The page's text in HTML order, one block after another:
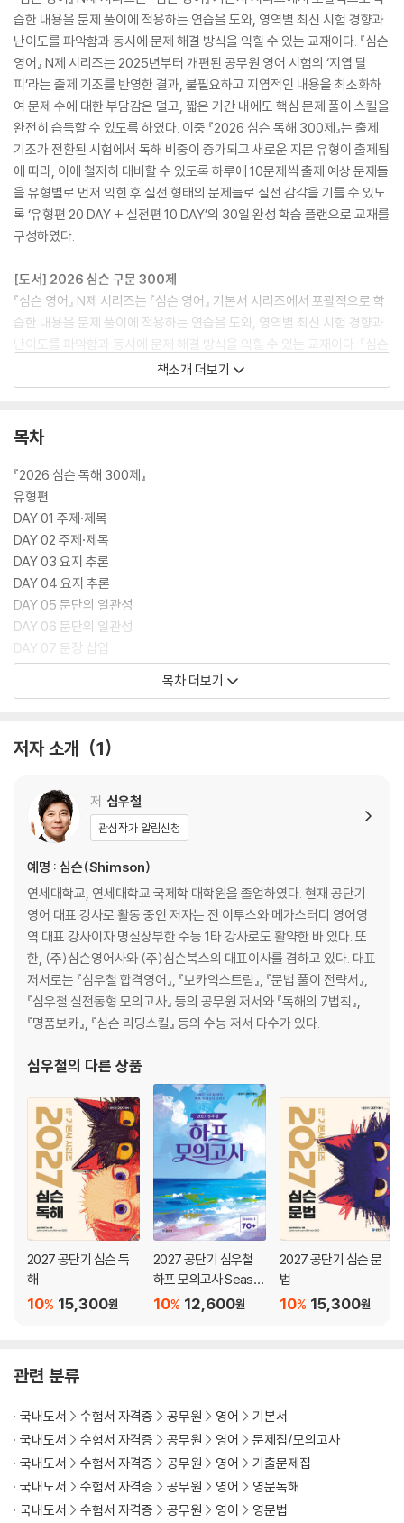
습한 내용을 문제 풀이에 적용하는 연습을 도와, 영역별 최신 시험 경향과
난이도를 파악함과 동시에 문제 해결 방식을 익힐 수 있는 교재이다. 『심슨
영어』 N제 시리즈는 2025년부터 개편된 공무원 영어 시험의 ‘지엽 탈
피’라는 출제 기조를 반영한 결과, 불필요하고 지엽적인 내용을 최소화하
여 문제 수에 대한 부담감은 덜고, 짧은 기간 내에도 핵심 문제 풀이 스킬을
완전히 습득할 수 있도록 하였다. 이중 『2026 심슨 독해 300제』는 출제
기조가 전환된 시험에서 독해 비중이 증가되고 새로운 지문 유형이 출제됨
에 따라, 이에 철저히 대비할 수 있도록 하루에 10문제씩 출제 예상 문제들
을 유형별로 먼저 익힌 후 실전 형태의 문제들로 실전 감각을 기를 수 있도
록 ‘유형편 20 DAY + 실전편 10 DAY’의 30일 완성 학습 플랜으로 교재를
구성하였다.
[도서] 2026 심슨 구문 300제
『심슨 영어』 N제 시리즈는 『심슨 영어』 기본서 시리즈에서 포괄적으로 학
습한 내용을 문제 풀이에 적용하는 연습을 도와, 영역별 최신 시험 경향과
난이도를 파악함과 동시에 문제 해결 방식을 익힐 수 있는 교재이다. 『심슨
영어』 300제 시리즈는 2025년부터 개편된 공무원 영어 시험의 ‘지엽 탈
피’라는 출제 기조를 반영한 결과, 불필요하고 지엽적인 내용을 최소화하
완전히 습득할 수 있도록 하였다. 이중 『2026 심슨 구문 300제』는 출제
수 있는 구문 분석 능력이 중요해짐에 따라 어휘·문법·독해 영역에서 고득
점을 받을 수 있도록 다양한 구문으로 구성된 문제들을 엄선하여 수록하였
다.
[도서] 2026 심슨 문법 300제
『심슨 영어』 N제 시리즈는 『심슨 영어』 기본서 시리즈에서 포괄적으로 학
습한 내용을 문제 풀이에 적용하는 연습을 도와, 영역별 최신 시험 경향과
난이도를 파악함과 동시에 문제 해결 방식을 익힐 수 있는 교재이다. 『심슨
영어』 300제 시리즈는 2025년부터 개편된 공무원 영어 시험의 ‘지엽 탈
피’라는 출제 기조를 반영한 결과, 불필요하고 지엽적인 내용을 최소화하
여 문제 수에 대한 부담감은 덜고, 짧은 기간 내에도 핵심 문제 풀이 스킬을
추가됨에 따라, 그 두 가지 유형에 철저히 대비할 수 있도록 구성되었다. 다
능성이 큰 문법 포인트들에 숙달할 수 있는 단락형 3문제 및 빈칸형 2문제
가 DAY마다 수록되어 있다.
책소개 더보기
목차
『2026 심슨 독해 300제』
유형편
DAY 01 주제·제목
DAY 02 주제·제목
DAY 03 요지 추론
DAY 04 요지 추론
DAY 05 문단의 일관성
DAY 06 문단의 일관성
DAY 07 문장 삽입
DAY 08 문장 삽입
DAY 12 빈칸 추론
DAY 14 빈칸 추론
DAY 15 빈칸 추론
DAY 16 이메일
DAY 17 이메일
DAY 18 안내문/웹페이지글
DAY 19 안내문/웹페이지글
DAY 20 안내문/웹페이지글
실전편
DAY 21 실전 모의고사 1회
DAY 22 실전 모의고사 2회
DAY 24 실전 모의고사 4회
DAY 26 실전 모의고사 6회
DAY 27 실전 모의고사 7회
DAY 28 실전 모의고사 8회
DAY 29 실전 모의고사 9회
DAY 30 실전 모의고사 10회
정답/해설
『2026 심슨 구문 300제』
심슨 구문 요약 노트
DAY 03
DAY 05
DAY 06
DAY 07
DAY 08
DAY 09
목차 더보기
저자 소개 1
저 심우철
관심작가 알림신청
예명 : 심슨(Shimson)
연세대학교, 연세대학교 국제학 대학원을 졸업하였다. 현재 공단기
영어 대표 강사로 활동 중인 저자는 전 이투스와 메가스터디 영어영
역 대표 강사이자 명실상부한 수능 1타 강사로도 활약한 바 있다. 또
한, (주)심슨영어사와 (주)심슨북스의 대표이사를 겸하고 있다. 대표
저서로는 『심우철 합격영어』, 『보카익스트림』, 『문법 풀이 전략서』,
『심우철 실전동형 모의고사』 등의 공무원 저서와 『독해의 7법칙』,
『명품보카』, 『심슨 리딩스킬』 등의 수능 저서 다수가 있다.
심우철의 다른 상품
2027 공단기 심슨 독
해
15,300원
10%
2027 공단기 심우철
하프 모의고사 Seaso
n 1: 70+12,600원
10%
2027 공단기 심슨 문
법
15,300원
10%
관련 분류
국내도서 수험서 자격증 공무원 영어
기본서
국내도서
수험서 자격증 공무원 영어
문제집/모의고사
국내도서
수험서 자격증 공무원 영어
기출문제집
국내도서
수험서 자격증 공무원 영어
영문독해
국내도서
수험서 자격증 공무원 영어
영문법